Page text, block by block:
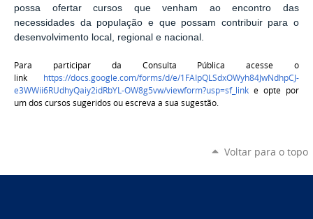
possa ofertar cursos que venham ao encontro das
necessidades da população e que possam contribuir para o
desenvolvimento local, regional e nacional.
Para participar da Consulta Pública acesse o
link https://docs.google.com/forms/d/e/1FAIpQLSdxOWyh84JwNdhpCJ-
e3WWii6RUdhyQaiy2idRbYL-OW8g5vw/viewform?usp=sf_link e opte por
um dos cursos sugeridos ou escreva a sua sugestão.
Voltar para o topo